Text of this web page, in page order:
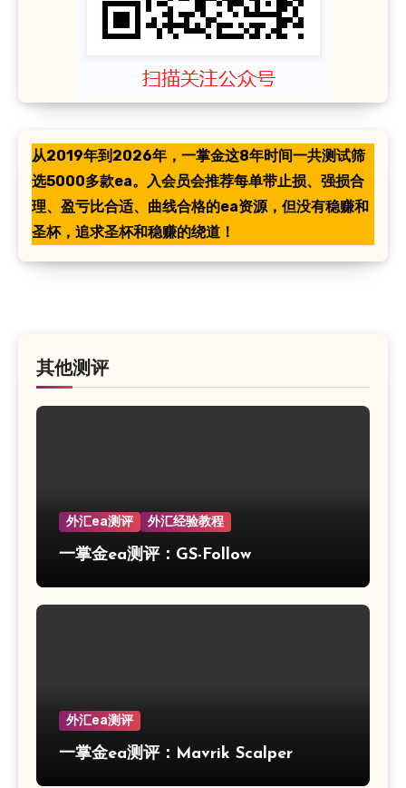
从2019年到2026年，一掌金这8年时间一共测试筛
选5000多款ea。入会员会推荐每单带止损、强损合
理、盈亏比合适、曲线合格的ea资源，但没有稳赚和
圣杯，追求圣杯和稳赚的绕道！
其他测评
外汇ea测评 外汇经验教程
一掌金ea测评：GS-Follow
外汇ea测评
一掌金ea测评：Mavrik Scalper